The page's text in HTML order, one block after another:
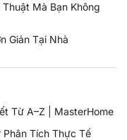
Mà Bạn Không
Giản Tại Nhà
Từ A–Z | MasterHome
Phân Tích Thực Tế